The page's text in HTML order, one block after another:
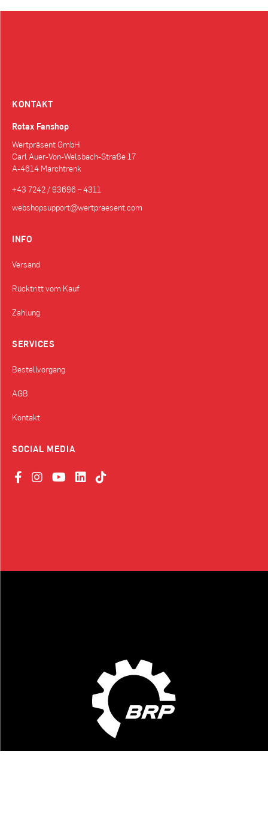
KONTAKT
Rotax Fanshop
Wertpräsent GmbH
Carl Auer-Von-Welsbach-Straße 17
A-4614 Marchtrenk
+43 7242 / 93696 – 4311
webshopsupport@wertpraesent.com
INFO
Versand
Rücktritt vom Kauf
Zahlung
SERVICES
Bestellvorgang
AGB
Kontakt
SOCIAL MEDIA